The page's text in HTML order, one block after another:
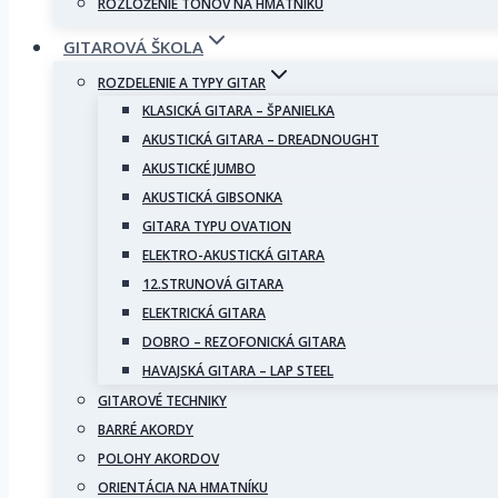
ROZLOŽENIE TÓNOV NA HMATNÍKU
GITAROVÁ ŠKOLA
ROZDELENIE A TYPY GITAR
KLASICKÁ GITARA – ŠPANIELKA
AKUSTICKÁ GITARA – DREADNOUGHT
AKUSTICKÉ JUMBO
AKUSTICKÁ GIBSONKA
GITARA TYPU OVATION
ELEKTRO-AKUSTICKÁ GITARA
12.STRUNOVÁ GITARA
ELEKTRICKÁ GITARA
DOBRO – REZOFONICKÁ GITARA
HAVAJSKÁ GITARA – LAP STEEL
GITAROVÉ TECHNIKY
BARRÉ AKORDY
POLOHY AKORDOV
ORIENTÁCIA NA HMATNÍKU